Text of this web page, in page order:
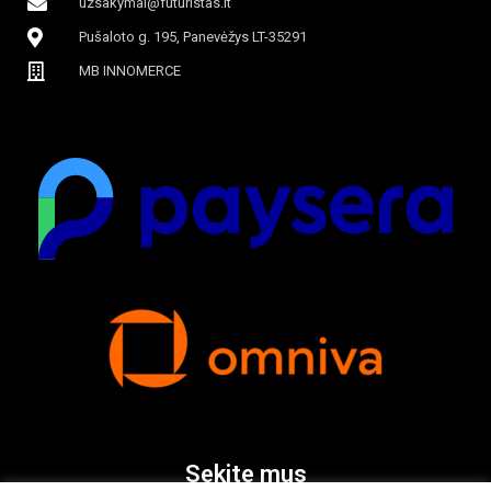
Pušaloto g. 195, Panevėžys LT-35291
MB INNOMERCE
Sekite mus